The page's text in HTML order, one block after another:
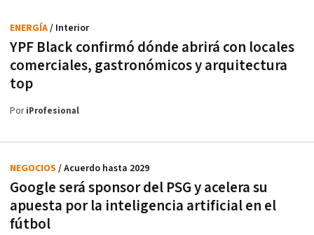
YPF Black confirmó dónde abrirá con locales
comerciales, gastronómicos y arquitectura
top
ENERGÍA/ Interior
PoriProfesional
Google será sponsor del PSG y acelera su
apuesta por la inteligencia artificial en el
fútbol
NEGOCIOS / Acuerdo hasta 2029